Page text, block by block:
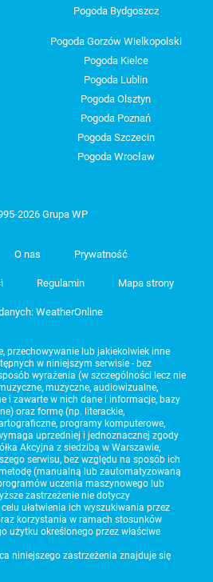
Pogoda Bydgoszcz
Pogoda Gorzów Wielkopolski
Pogoda Kielce
Pogoda Lublin
Pogoda Olsztyn
Pogoda Poznań
Pogoda Szczecin
Pogoda Wrocław
2026 Grupa WP
O nas Prywatność
Regulamin Mapa strony
WeatherOnline
przechowywanie lub jakiekolwiek inne
w niniejszym serwisie - bez
wyrażenia (w szczególności lecz nie
muzyczne, audiowizualne,
i zawarte w nich dane i informacje, bazy
oraz formę (np. literackie,
programy komputerowe,
uprzedniej i jednoznacznej zgody
Akcyjna z siedzibą w Warszawie,
serwisu, bez względu na sposób ich
(manualną lub zautomatyzowaną
uczenia maszynowego lub
zastrzeżenie nie dotyczy
ułatwienia ich wyszukiwania przez
korzystania w ramach stosunków
użytku określonego przez właściwe
niniejszego zastrzeżenia znajduje się